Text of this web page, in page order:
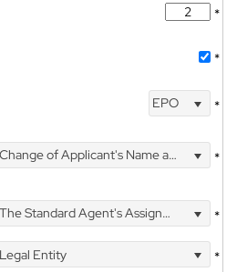
*
*
EPO *
Change of Applicant's Name and Address *
The Standard Agent's Assignment
*
Legal Entity
*